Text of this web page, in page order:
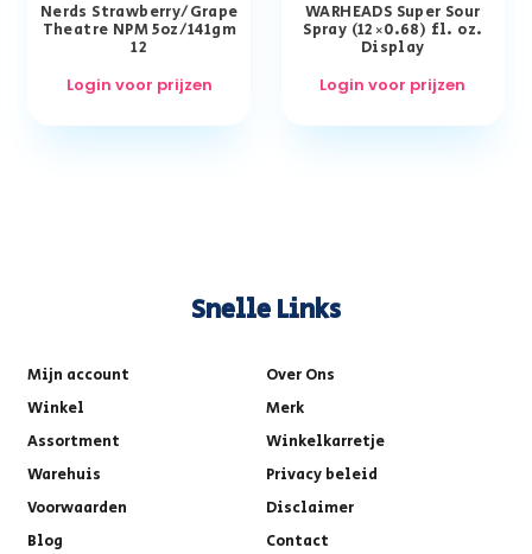
Nerds Strawberry/Grape
Theatre NPM 5oz/141gm
12
Login voor prijzen
WARHEADS Super Sour
Spray (12×0.68) fl. oz.
Display
Login voor prijzen
Snelle Links
Mijn account
Over Ons
Winkel
Merk
Assortment
Winkelkarretje
Warehuis
Privacy beleid
Voorwaarden
Disclaimer
Blog
Contact